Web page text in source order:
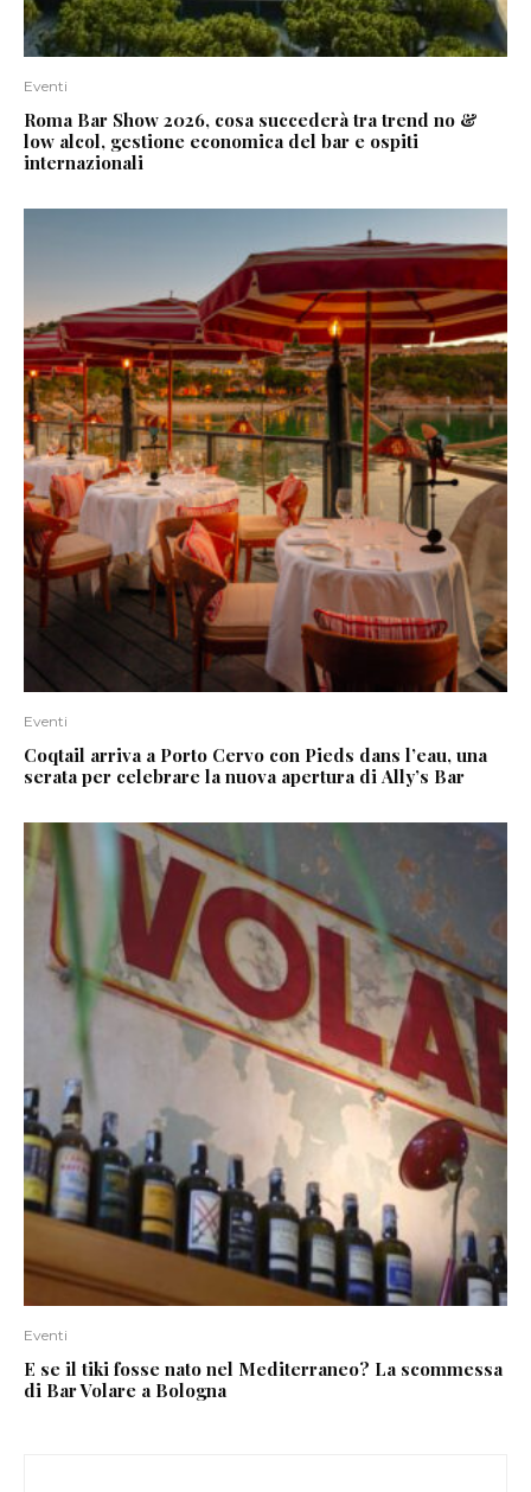
Eventi
Roma Bar Show 2026, cosa succederà tra trend no &
low alcol, gestione economica del bar e ospiti
internazionali
Eventi
Coqtail arriva a Porto Cervo con Pieds dans l’eau, una
serata per celebrare la nuova apertura di Ally’s Bar
Eventi
E se il tiki fosse nato nel Mediterraneo? La scommessa
di Bar Volare a Bologna